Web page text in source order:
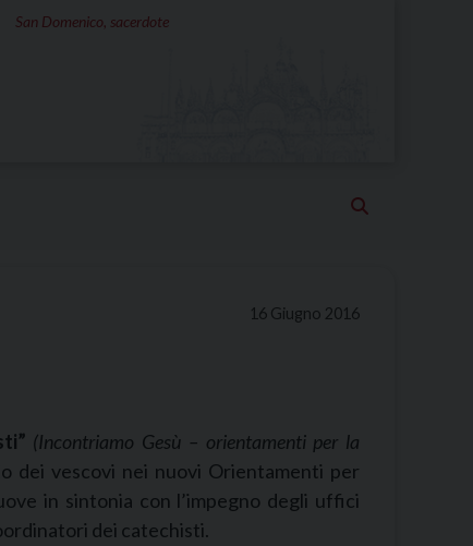
San Domenico, sacerdote
16 Giugno 2016
(Incontriamo Gesù – orientamenti per la
dei vescovi nei nuovi Orientamenti per
in sintonia con l’impegno degli uffici
dei catechisti.